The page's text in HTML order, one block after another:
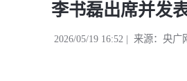
李书磊出席并发
2026/05/19 16:52 | 来源：央